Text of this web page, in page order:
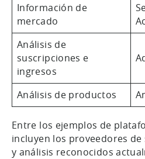
Información de
mercado
Análisis de
suscripciones e
ingresos
Análisis de productos
Entre los ejemplos de
incluyen los proveedores
y análisis reconocidos